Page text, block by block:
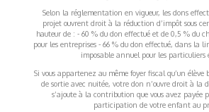
Selon la réglementation en vigueur, les dons
projet ouvrent droit à la réduction d’impôt sous
hauteur de : - 60 % du don effectué et de 0,5 % du
pour les entreprises - 66 % du don effectué, dans la
imposable annuel pour les particuliers
Si vous appartenez au même foyer fiscal qu’un
de sortie avec nuitée, votre don n’ouvre droit à la
s’ajoute à la contribution que vous avez payée
participation de votre enfant au